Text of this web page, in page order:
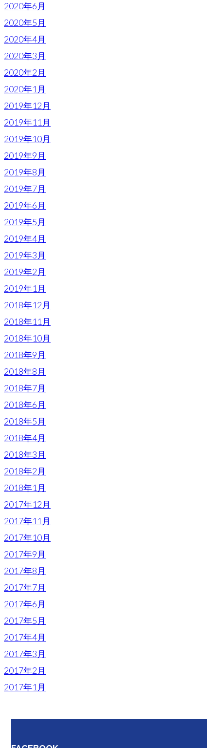
2020年6月
2020年5月
2020年4月
2020年3月
2020年2月
2020年1月
2019年12月
2019年11月
2019年10月
2019年9月
2019年8月
2019年7月
2019年6月
2019年5月
2019年4月
2019年3月
2019年2月
2019年1月
2018年12月
2018年11月
2018年10月
2018年9月
2018年8月
2018年7月
2018年6月
2018年5月
2018年4月
2018年3月
2018年2月
2018年1月
2017年12月
2017年11月
2017年10月
2017年9月
2017年8月
2017年7月
2017年6月
2017年5月
2017年4月
2017年3月
2017年2月
2017年1月